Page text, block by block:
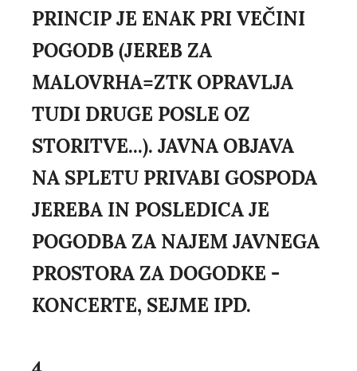
PRINCIP JE ENAK PRI VEČINI
POGODB (JEREB ZA
MALOVRHA=ZTK OPRAVLJA
TUDI DRUGE POSLE OZ
STORITVE...). JAVNA OBJAVA
NA SPLETU PRIVABI GOSPODA
JEREBA IN POSLEDICA JE
POGODBA ZA NAJEM JAVNEGA
PROSTORA ZA DOGODKE -
KONCERTE, SEJME IPD.